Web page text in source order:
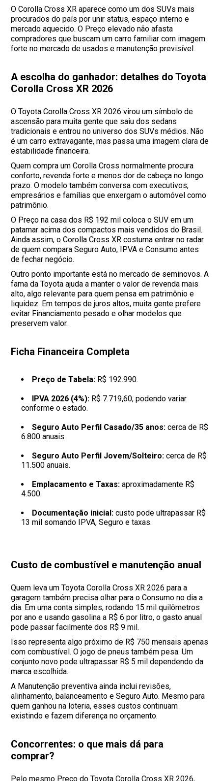
O Corolla Cross XR aparece como um dos SUVs mais
procurados do país por unir status, espaço interno e
mercado aquecido. O Preço elevado não afasta
compradores que buscam um carro familiar com imagem
forte no mercado de usados e manutenção previsível.
A escolha do ganhador: detalhes do Toyota
Corolla Cross XR 2026
O Toyota Corolla Cross XR 2026 virou um símbolo de
ascensão para muita gente que saiu dos sedans
tradicionais e entrou no universo dos SUVs médios. Não
é um carro extravagante, mas passa uma imagem clara de
estabilidade financeira.
Quem compra um Corolla Cross normalmente procura
conforto, revenda forte e menos dor de cabeça no longo
prazo. O modelo também conversa com executivos,
empresários e famílias que enxergam o automóvel como
patrimônio.
O Preço na casa dos R$ 192 mil coloca o SUV em um
patamar acima dos compactos mais vendidos do Brasil.
Ainda assim, o Corolla Cross XR costuma entrar no radar
de quem compara Seguro Auto, IPVA e Consumo antes
de fechar negócio.
Outro ponto importante está no mercado de seminovos. A
fama da Toyota ajuda a manter o valor de revenda mais
alto, algo relevante para quem pensa em patrimônio e
liquidez. Em tempos de juros altos, muita gente prefere
evitar Financiamento pesado e olhar modelos que
preservem valor.
Ficha Financeira Completa
Preço de Tabela:R$ 192.990.
IPVA 2026 (4%):R$ 7.719,60, podendo variar
conforme o estado.
Seguro Auto Perfil Casado/35 anos:cerca de R$
6.800 anuais.
Seguro Auto Perfil Jovem/Solteiro:cerca de R$
11.500 anuais.
Emplacamento e Taxas:aproximadamente R$
4.500.
Documentação inicial:custo pode ultrapassar R$
13 mil somando IPVA, Seguro e taxas.
Custo de combustível e manutenção anual
Quem leva um Toyota Corolla Cross XR 2026 para a
garagem também precisa olhar para o Consumo no dia a
dia. Em uma conta simples, rodando 15 mil quilômetros
por ano e usando gasolina a R$ 6 por litro, o gasto anual
pode passar facilmente dos R$ 9 mil.
Isso representa algo próximo de R$ 750 mensais apenas
com combustível. O jogo de pneus também pesa. Um
conjunto novo pode ultrapassar R$ 5 mil dependendo da
marca escolhida.
A Manutenção preventiva ainda inclui revisões,
alinhamento, balanceamento e Seguro Auto. Mesmo para
quem ganhou na loteria, esses custos continuam
existindo e fazem diferença no orçamento.
Concorrentes: o que mais dá para
comprar?
Pelo mesmo Preço do Toyota Corolla Cross XR 2026,